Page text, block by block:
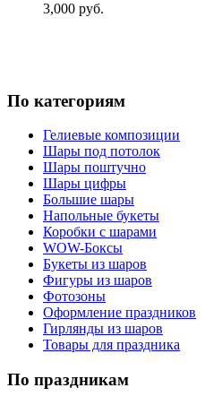
3,000 руб.
По категориям
Гелиевые композиции
Шары под потолок
Шары поштучно
Шары цифры
Большие шары
Напольные букеты
Коробки с шарами
WOW-Боксы
Букеты из шаров
Фигуры из шаров
Фотозоны
Оформление праздников
Гирлянды из шаров
Товары для праздника
По праздникам